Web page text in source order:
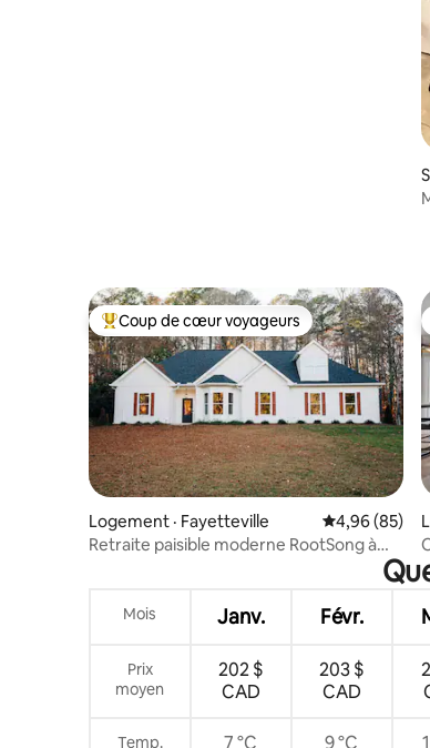
Coup de cœur voyageurs parmi les plus aimés
Coup de cœur voyageurs
Logement · Fayetteville Note
4,96 (85)
Retraite paisible moderne RootSong à
Mois Janv. Févr.
Prix
moyen
202 $
CAD
203 $
CAD
Temp. 7 °C 9 °C